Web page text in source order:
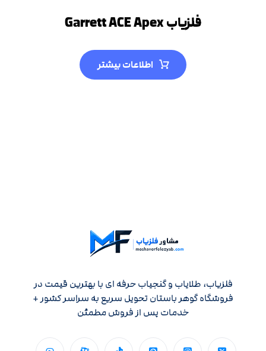
فلزیاب Garrett ACE Apex
اطلاعات بیشتر
فلزیاب، طلایاب و گنجیاب حرفه ای با بهترین قیمت در
فروشگاه گوهر باستان تحویل سریع به سراسر کشور +
خدمات پس از فروش مطمئن